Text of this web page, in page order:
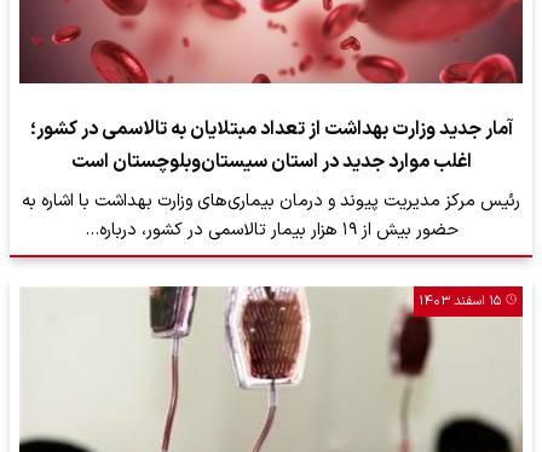
آمار جدید وزارت بهداشت از تعداد مبتلایان به تالاسمی در کشور؛
اغلب موارد جدید در استان سیستان‌وبلوچستان است
رئیس مرکز مدیریت پیوند و درمان بیماری‌های وزارت بهداشت با اشاره به
حضور بیش از ۱۹ هزار بیمار تالاسمی در کشور، درباره…
۱۵ اسفند ۱۴۰۳